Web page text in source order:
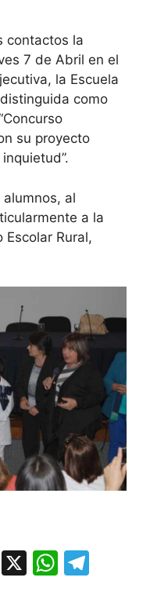
contactos la
7 de Abril en el
la Escuela
como
su proyecto
al
a la
Rural,
F
X
W